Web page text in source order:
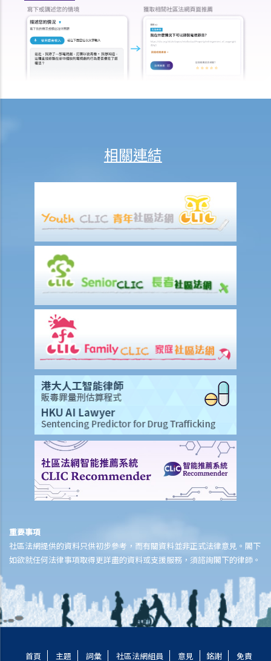
序？
9. 如何以傳訊令狀展開民事訴訟？
10. 如何以原訴傳票展開民事訴訟？
11. 我能否針對某人展開民事訴訟：(a) 即使該人沒有永久地址？(b) 即使
1. 怎樣計算將送達認收書送交法院存檔的14天時限？
2. 作為被告人，我應否就向我展開的訴訟作抗辯？
3. 如果我決定不作出抗辯，該怎麼辦？
4. 如果我決定就案件作出抗辯，該怎麼辦？
5. 如被告人未有提交送達認收書或抗辯書，結果會怎樣？
6. 如被告人提交抗辯書（和反申索書），情況會怎樣？
7. 如果被告人認為他確實拖欠原告人部份款項，可以怎樣做？
8. 我作為民事訴訟中的被告人，但我認為另一方才應該對原告人的申索
負上責任，我應該怎麼辦？
如何就民事案件的審訊作準備
1. 甚麼是文件透露？
2. 甚麼是交換證人陳述書？
3. 有甚麼關於專家證人的事項需要注意？我應否傳召他們為我作證？
4. 於審訊前，法庭如何就案件的管理給予指示？
5. 關於民事訴訟之進行過程，有甚麼其他一般事項我應注意？
和解協議
A. 根據第 13A號命令縮短法律訴訟的程序 – 簡介和目標
2. 作出承認
3. 作出承認的後續程序
C. 庭外和解
D. 問與答
1. 作為經算定的金錢申索申索的被告人，如果我承認原告人之部分申
(2) 以表格 23（根據第22號命令）向原告人提出以部分金額作為附帶條
相關連結
重要事項
社區法網提供的資料只供初步參考，而有關資料並非正式法律意見。閣下
如欲就任何法律事項取得更詳盡的資料或支援服務，須諮詢閣下的律師。
首頁 主題 詞彙 社區法網組員 意見 銘謝 免責